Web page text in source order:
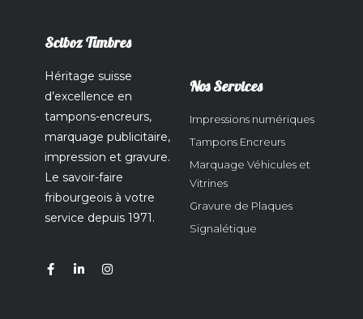
Sciboz Timbres
Héritage suisse
d’excellence en
tampons-encreurs,
marquage publicitaire,
impression et gravure.
Le savoir-faire
fribourgeois à votre
service depuis 1971.
Nos Services
Impressions numériques
Tampons Encreurs
Marquage Véhicules et
Vitrines
Gravure de Plaques
Signalétique